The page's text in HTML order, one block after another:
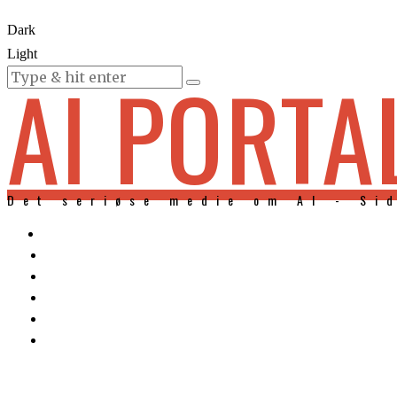
Dark
Light
KURSER
AI
Det seriøse medie om AI -